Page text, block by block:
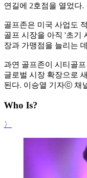
연길에 2호점을 열었다.
골프존은 미국 사업도
골프 시장을 아직 '초기
장과 가맹점을 늘리는
과연 골프존이 시티골
글로벌 시장 확장으로
된다. 이승열 기자ⓒ 채
Who Is?
〉